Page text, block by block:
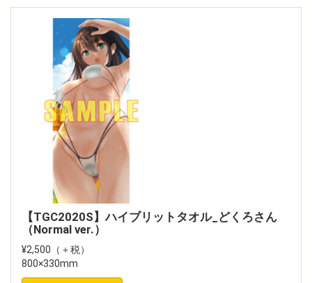
【TGC2020S】ハイブリットタオル_どくろさん
（Normal ver.）
¥2,500（＋税）
800×330mm